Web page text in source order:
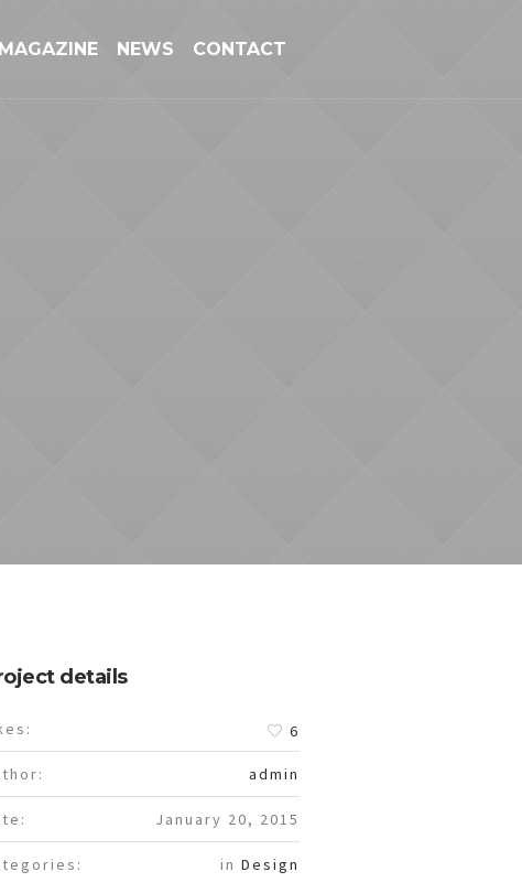
NEWS CONTACT
details
6
admin
January 20, 2015
in Design